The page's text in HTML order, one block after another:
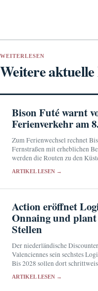
WEITERLESEN
Weitere
Bison Futé warnt
Ferienverkehr am
Zum Ferienwechsel rechnet
Fernstraßen mit erheblichen
werden die Routen zu den
ARTIKEL LESEN →
Action eröffnet
Onnaing und plant
Stellen
Der niederländische
Valenciennes sein sechstes
Bis 2028 sollen dort
ARTIKEL LESEN →